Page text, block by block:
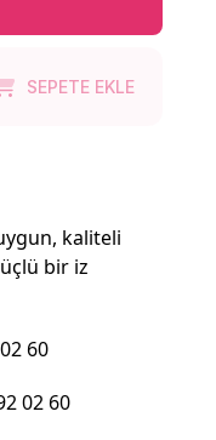
SEPETE EKLE
kaliteli
bir iz
60
02 60